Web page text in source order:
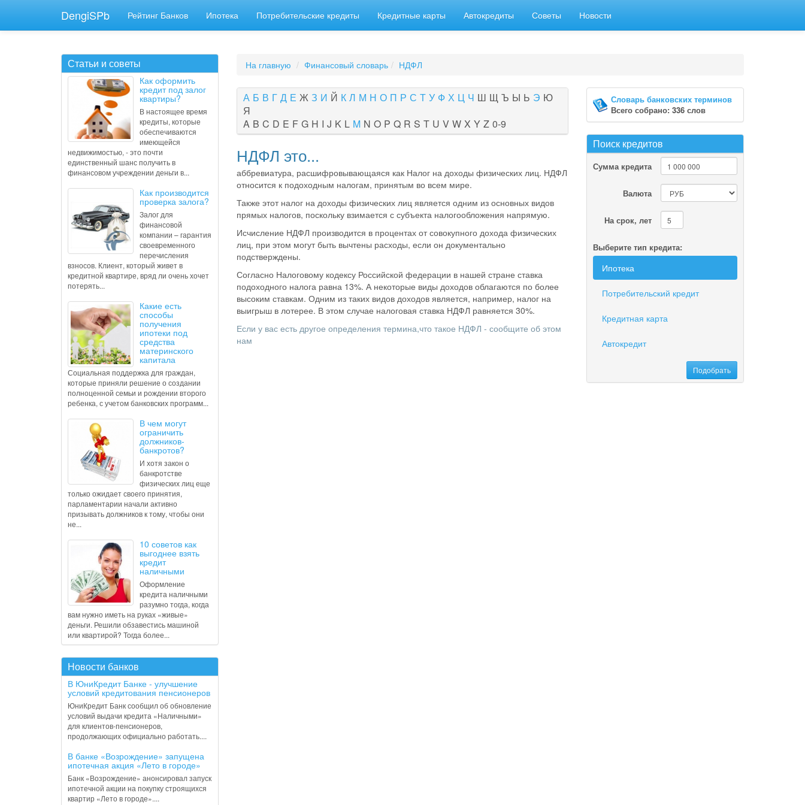
DengiSPb Рейтинг Банков Ипотека Потребительские кредиты Кредитные карты Автокредиты Советы Новости
Статьи и советы
Как оформить
кредит под залог
квартиры?
В настоящее время
кредиты, которые
обеспечиваются
имеющейся
недвижимостью, - это почти
единственный шанс получить в
финансовом учреждении деньги в...
Как производится
проверка залога?
Залог для
финансовой
компании – гарантия
своевременного
перечисления
взносов. Клиент, который живет в
кредитной квартире, вряд ли очень хочет
потерять...
Какие есть
способы
получения
ипотеки под
средства
материнского
капитала
Социальная поддержка для граждан,
которые приняли решение о создании
полноценной семьи и рождении второго
ребенка, с учетом банковских программ...
В чем могут
ограничить
должников-
банкротов?
И хотя закон о
банкротстве
физических лиц еще
только ожидает своего принятия,
парламентарии начали активно
призывать должников к тому, чтобы они
не...
10 советов как
выгоднее взять
кредит
наличными
Оформление
кредита наличными
разумно тогда, когда
вам нужно иметь на руках «живые»
деньги. Решили обзавестись машиной
или квартирой? Тогда более...
Новости банков
В ЮниКредит Банке - улучшение
условий кредитования пенсионеров
ЮниКредит Банк сообщил об обновление
условий выдачи кредита «Наличными»
для клиентов-пенсионеров,
продолжающих официально работать....
В банке «Возрождение» запущена
ипотечная акция «Лето в городе»
Банк «Возрождение» анонсировал запуск
ипотечной акции на покупку строящихся
квартир «Лето в городе»....
На главную Финансовый словарь НДФЛ
А Б В Г Д Е Ж З И Й К Л М Н О П Р С Т У Ф Х Ц Ч Ш Щ Ъ Ы Ь Э Ю
Я
A B C D E F G H I J K L M N O P Q R S T U V W X Y Z 0-9
НДФЛ это...
аббревиатура, расшифровывающаяся как Налог на доходы физических лиц. НДФЛ
относится к подоходным налогам, принятым во всем мире.
Также этот налог на доходы физических лиц является одним из основных видов
прямых налогов, поскольку взимается с субъекта налогообложения напрямую.
Исчисление НДФЛ производится в процентах от совокупного дохода физических
лиц, при этом могут быть вычтены расходы, если он документально
подстверждены.
Согласно Налоговому кодексу Российской федерации в нашей стране ставка
подоходного налога равна 13%. А некоторые виды доходов облагаются по более
высоким ставкам. Одним из таких видов доходов является, например, налог на
выигрыш в лотерее. В этом случае налоговая ставка НДФЛ равняется 30%.
Если у вас есть другое определения термина,что такое НДФЛ - сообщите об этом
нам
Словарь банковских терминов
Всего собрано: 336 слов
Поиск кредитов
Сумма кредита
Валюта
На срок, лет
Выберите тип кредита:
Ипотека
Потребительский кредит
Кредитная карта
Автокредит